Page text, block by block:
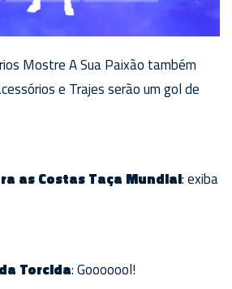
Mostre A Sua Paixão também
e Trajes serão um gol de
as Costas Taça Mundial: exiba
Torcida: Gooooool!